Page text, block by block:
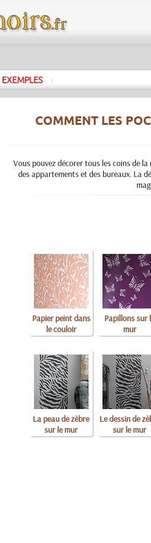
EXEMPLES |
COMMENT LES
Vous pouvez décorer tous les coins de
des appartements et des bureaux. La
Papier peint dans
le couloir
Papillons sur
mur
La peau de zèbre
sur le mur
Le dessin de
sur le mur